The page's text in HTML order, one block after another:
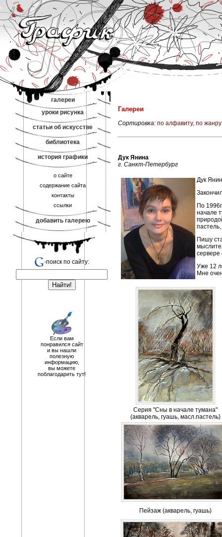
галереи
уроки рисунка
статьи об искусстве
библиотека
история графики
о сайте
содержание сайта
контакты
ссылки
добавить галерею
-поиск по сайту:
Если вам
понравился сайт
и вы нашли
полезную
информацию,
вы можете
поблагодарить тут!
Галереи
Сортировка: по алфавиту, по
Дук Янина
г. Санкт-Петербург
Дук
По
начале
Пишу
сервере
Уже 12
Мне
Cерия "Сны в начале тумана"
(акварель, гуашь, масл.пастель)
Пейзаж (акварель, гуашь)